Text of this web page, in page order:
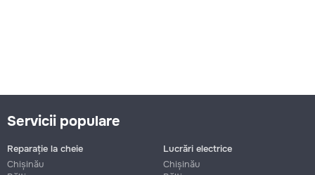
Servicii populare
Reparație la cheie
Chișinău
Lucrări electrice
Chișinău